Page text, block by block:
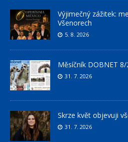
Výjimečný zážitek:
Všenorech
5. 8. 2026
Měsíčník DOBNET 8/
31. 7. 2026
Skrze květ objevuji
31. 7. 2026